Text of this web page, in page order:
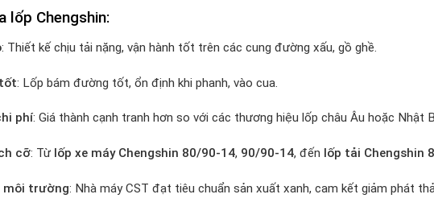
lốp Chengshin:
: Thiết kế chịu tải nặng, vận hành tốt trên các cung đường xấu, gồ ghề.
: Lốp bám đường tốt, ổn định khi phanh, vào cua.
phí: Giá thành cạnh tranh hơn so với các thương hiệu lốp châu Âu hoặc Nhật
cỡ: Từ lốp xe máy Chengshin 80/90-14, 90/90-14, đến lốp tải Chengshin
môi trường: Nhà máy CST đạt tiêu chuẩn sản xuất xanh, cam kết giảm phát